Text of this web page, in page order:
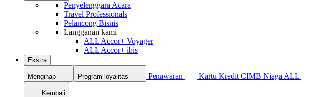
Penyelenggara Acara
Travel Professionals
Pelancong Bisnis
Langganan kami
ALL Accor+ Voyager
ALL Accor+ ibis
Ekstra
Menginap Program loyalitas Penawaran Kartu Kredit CIMB Niaga ALL
Kembali